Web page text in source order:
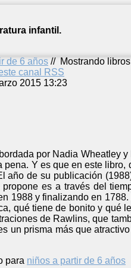
infantil.
de 6 años // Mostrando
canal RSS
2015 13:23
por Nadia Wheatley
pena. Y es que en este
año de su publicación
es a través del
1988 y finalizando en
qué tiene de bonito y qué
de Rawlins, que
un prisma más que
para niños a partir de 6 años